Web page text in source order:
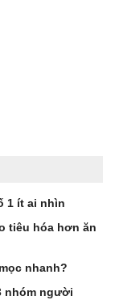
1 ít ai nhìn
tiêu hóa hơn ăn
nhanh?
nhóm người